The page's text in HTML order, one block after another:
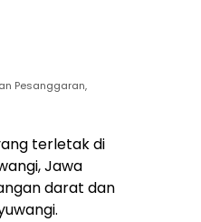
Pesanggaran,
terletak di
Jawa
darat dan